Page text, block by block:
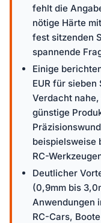
fehlt die
nötige Härte
fest sitzenden
spannende
Einige
EUR für
Verdacht
günstige
beispielsweise
RC-
Deutlicher
(0,9mm bis
Anwendungen
RC-Cars,